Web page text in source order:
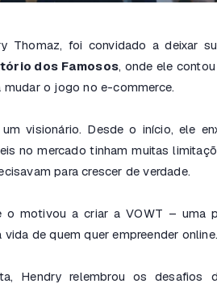
Thomaz, foi convidado a deixar
dos Famosos, onde ele
mudar o jogo no e-commerce.
visionário. Desde o início, ele
no mercado tinham muitas
para crescer de verdade.
o motivou a criar a VOWT – uma
vida de quem quer empreender online.
Hendry relembrou os